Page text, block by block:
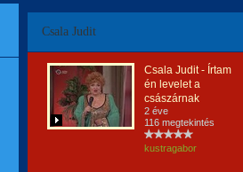
Csala Judit
Csala Judit - Írtam
én levelet a
császárnak
2 éve
116 megtekintés
kustragabor